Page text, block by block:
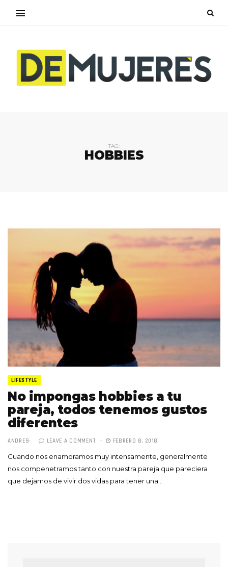
TAG:
HOBBIES
LIFESTYLE
No impongas hobbies a tu
pareja, todos tenemos gustos
diferentes
ANDRES LEAVE A COMMENT FEBRERO 8, 2018
Cuando nos enamoramos muy intensamente, generalmente
nos compenetramos tanto con nuestra pareja que pareciera
que dejamos de vivir dos vidas para tener una…